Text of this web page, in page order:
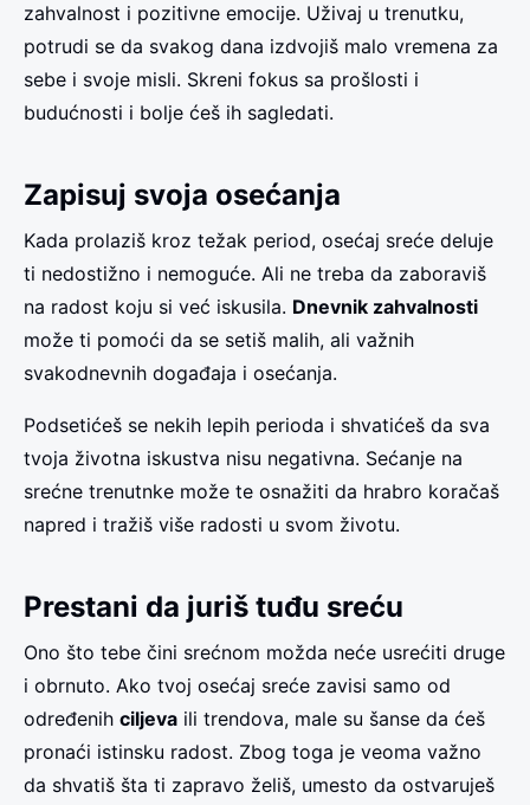
zahvalnost i pozitivne emocije. Uživaj u trenutku,
potrudi se da svakog dana izdvojiš malo vremena za
sebe i svoje misli. Skreni fokus sa prošlosti i
budućnosti i bolje ćeš ih sagledati.
Zapisuj svoja osećanja
Kada prolaziš kroz težak period, osećaj sreće deluje
ti nedostižno i nemoguće. Ali ne treba da zaboraviš
na radost koju si već iskusila. Dnevnik zahvalnosti
može ti pomoći da se setiš malih, ali važnih
svakodnevnih događaja i osećanja.
Podsetićeš se nekih lepih perioda i shvatićeš da sva
tvoja životna iskustva nisu negativna. Sećanje na
srećne trenutnke može te osnažiti da hrabro koračaš
napred i tražiš više radosti u svom životu.
Prestani da juriš tuđu sreću
Ono što tebe čini srećnom možda neće usrećiti druge
i obrnuto. Ako tvoj osećaj sreće zavisi samo od
određenih ciljeva ili trendova, male su šanse da ćeš
pronaći istinsku radost. Zbog toga je veoma važno
da shvatiš šta ti zapravo želiš, umesto da ostvaruješ